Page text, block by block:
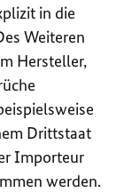
in die
Weiteren
Hersteller,
Drittstaat
Importeur
werden.